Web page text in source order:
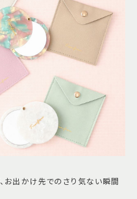
お出かけ先でのさり気ない瞬間